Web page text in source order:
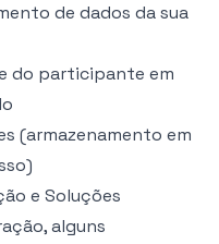
de dados da sua
do participante em
(armazenamento em
e Soluções
alguns